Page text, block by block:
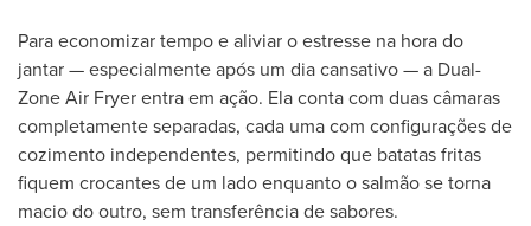
Para economizar tempo e aliviar o estresse na hora do
jantar — especialmente após um dia cansativo — a Dual-
Zone Air Fryer entra em ação. Ela conta com duas câmaras
completamente separadas, cada uma com configurações de
cozimento independentes, permitindo que batatas fritas
fiquem crocantes de um lado enquanto o salmão se torna
macio do outro, sem transferência de sabores.